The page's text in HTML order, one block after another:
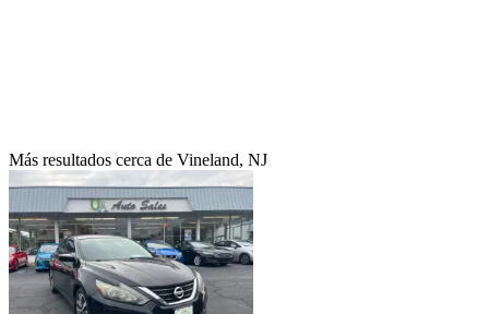
Más resultados cerca de Vineland, NJ